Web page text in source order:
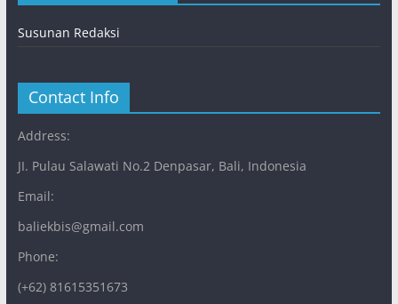
Susunan Redaksi
Contact Info
Address:
JI. Pulau Salawati No.2 Denpasar, Bali, Indonesia
Email:
baliekbis@gmail.com
Phone:
(+62) 81615351673